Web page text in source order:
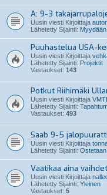
A: 9-3
Uusin viesti Kirjoittaja
Lähetetty Sijainti:
Puuhastelua USA-
Uusin viesti Kirjoittaja
Lähetetty Sijainti: Projektit
Vastaukset: 143
Potkut Riihimäki
Uusin viesti Kirjoittaja
Lähetetty Sijainti:
Vastaukset: 493
Saab 9-5 jalopuuratti
Uusin viesti Kirjoittaja
Lähetetty Sijainti:
Vaatikaa aina
Uusin viesti Kirjoittaja
Lähetetty Sijainti: Yleinen
Vastaukset: 5